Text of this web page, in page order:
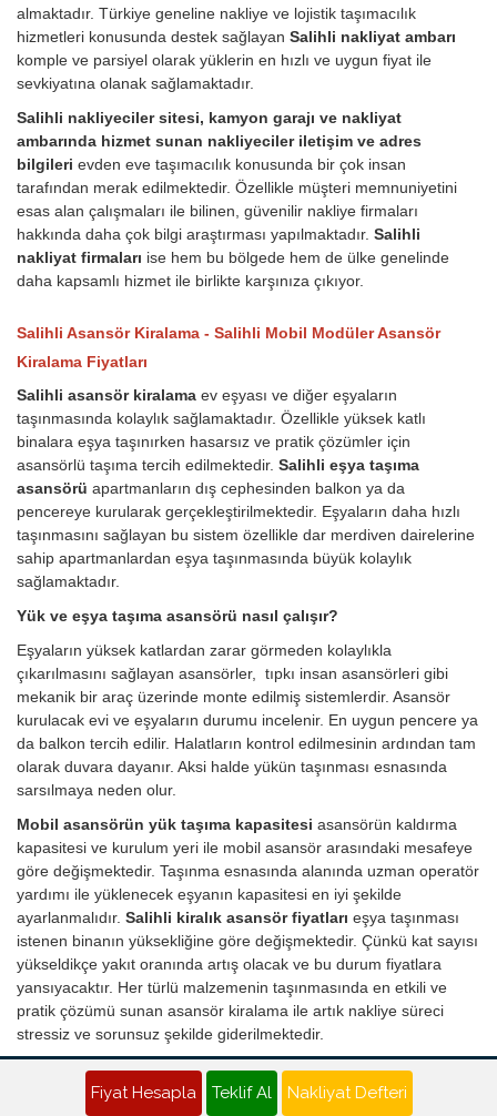
almaktadır. Türkiye geneline nakliye ve lojistik taşımacılık
hizmetleri konusunda destek sağlayan Salihli nakliyat ambarı
komple ve parsiyel olarak yüklerin en hızlı ve uygun fiyat ile
sevkiyatına olanak sağlamaktadır.
Salihli nakliyeciler sitesi, kamyon garajı ve nakliyat
ambarında hizmet sunan nakliyeciler iletişim ve adres
bilgileri evden eve taşımacılık konusunda bir çok insan
tarafından merak edilmektedir. Özellikle müşteri memnuniyetini
esas alan çalışmaları ile bilinen, güvenilir nakliye firmaları
hakkında daha çok bilgi araştırması yapılmaktadır. Salihli
nakliyat firmaları ise hem bu bölgede hem de ülke genelinde
daha kapsamlı hizmet ile birlikte karşınıza çıkıyor.
Salihli Asansör Kiralama - Salihli Mobil Modüler Asansör
Kiralama Fiyatları
Salihli asansör kiralama ev eşyası ve diğer eşyaların
taşınmasında kolaylık sağlamaktadır. Özellikle yüksek katlı
binalara eşya taşınırken hasarsız ve pratik çözümler için
asansörlü taşıma tercih edilmektedir. Salihli eşya taşıma
asansörü apartmanların dış cephesinden balkon ya da
pencereye kurularak gerçekleştirilmektedir. Eşyaların daha hızlı
taşınmasını sağlayan bu sistem özellikle dar merdiven dairelerine
sahip apartmanlardan eşya taşınmasında büyük kolaylık
sağlamaktadır.
Yük ve eşya taşıma asansörü nasıl çalışır?
Eşyaların yüksek katlardan zarar görmeden kolaylıkla
çıkarılmasını sağlayan asansörler, tıpkı insan asansörleri gibi
mekanik bir araç üzerinde monte edilmiş sistemlerdir. Asansör
kurulacak evi ve eşyaların durumu incelenir. En uygun pencere ya
da balkon tercih edilir. Halatların kontrol edilmesinin ardından tam
olarak duvara dayanır. Aksi halde yükün taşınması esnasında
sarsılmaya neden olur.
Mobil asansörün yük taşıma kapasitesi asansörün kaldırma
kapasitesi ve kurulum yeri ile mobil asansör arasındaki mesafeye
göre değişmektedir. Taşınma esnasında alanında uzman operatör
yardımı ile yüklenecek eşyanın kapasitesi en iyi şekilde
ayarlanmalıdır. Salihli kiralık asansör fiyatları eşya taşınması
istenen binanın yüksekliğine göre değişmektedir. Çünkü kat sayısı
yükseldikçe yakıt oranında artış olacak ve bu durum fiyatlara
yansıyacaktır. Her türlü malzemenin taşınmasında en etkili ve
pratik çözümü sunan asansör kiralama ile artık nakliye süreci
stressiz ve sorunsuz şekilde giderilmektedir.
Salihli Nakliyat Teklifi - Evden Eve Nakliye Fiyatı Al
Fiyat Hesapla Teklif Al Nakliyat Defteri